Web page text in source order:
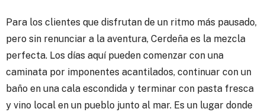
Para los clientes que disfrutan de un ritmo más pausado,
pero sin renunciar a la aventura, Cerdeña es la mezcla
perfecta. Los días aquí pueden comenzar con una
caminata por imponentes acantilados, continuar con un
baño en una cala escondida y terminar con pasta fresca
y vino local en un pueblo junto al mar. Es un lugar donde